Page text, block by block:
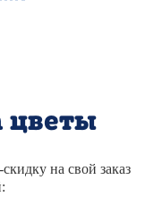
цветы
на свой заказ